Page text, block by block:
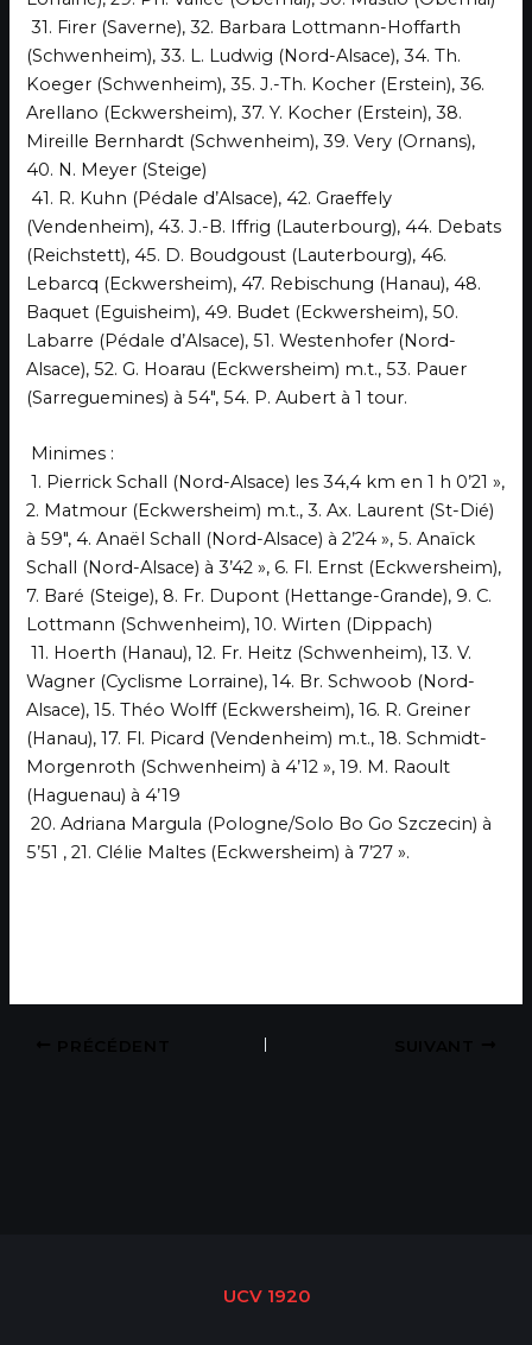
31. Firer (Saverne), 32. Barbara Lottmann-Hoffarth
(Schwenheim), 33. L. Ludwig (Nord-Alsace), 34. Th.
Koeger (Schwenheim), 35. J.-Th. Kocher (Erstein), 36.
Arellano (Eckwersheim), 37. Y. Kocher (Erstein), 38.
Mireille Bernhardt (Schwenheim), 39. Very (Ornans),
40. N. Meyer (Steige)
41. R. Kuhn (Pédale d’Alsace), 42. Graeffely
(Vendenheim), 43. J.-B. Iffrig (Lauterbourg), 44. Debats
(Reichstett), 45. D. Boudgoust (Lauterbourg), 46.
Lebarcq (Eckwersheim), 47. Rebischung (Hanau), 48.
Baquet (Eguisheim), 49. Budet (Eckwersheim), 50.
Labarre (Pédale d’Alsace), 51. Westenhofer (Nord-
Alsace), 52. G. Hoarau (Eckwersheim) m.t., 53. Pauer
(Sarreguemines) à 54″, 54. P. Aubert à 1 tour.
Minimes :
1. Pierrick Schall (Nord-Alsace) les 34,4 km en 1 h 0’21 »,
2. Matmour (Eckwersheim) m.t., 3. Ax. Laurent (St-Dié)
à 59″, 4. Anaël Schall (Nord-Alsace) à 2’24 », 5. Anaïck
Schall (Nord-Alsace) à 3’42 », 6. Fl. Ernst (Eckwersheim),
7. Baré (Steige), 8. Fr. Dupont (Hettange-Grande), 9. C.
Lottmann (Schwenheim), 10. Wirten (Dippach)
11. Hoerth (Hanau), 12. Fr. Heitz (Schwenheim), 13. V.
Wagner (Cyclisme Lorraine), 14. Br. Schwoob (Nord-
Alsace), 15. Théo Wolff (Eckwersheim), 16. R. Greiner
(Hanau), 17. Fl. Picard (Vendenheim) m.t., 18. Schmidt-
Morgenroth (Schwenheim) à 4’12 », 19. M. Raoult
(Haguenau) à 4’19
20. Adriana Margula (Pologne/Solo Bo Go Szczecin) à
5’51 , 21. Clélie Maltes (Eckwersheim) à 7’27 ».
UCV 1920